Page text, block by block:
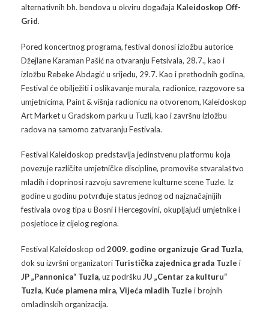
Galerija 2018
Galerija 2019
Galerija 2022
Galerija 2023
Galerija 2024
Galerija 2025
alternativnih bh. bendova u okviru događaja Kaleidoskop Off-
Grid.
Pored koncertnog programa, festival donosi izložbu autorice
Džejlane Karaman Pašić na otvaranju Fetsivala, 28.7., kao i
izložbu Rebeke Abdagić u srijedu, 29.7. Kao i prethodnih godina,
Festival će obilježiti i oslikavanje murala, radionice, razgovore sa
umjetnicima, Paint & višnja radionicu na otvorenom, Kaleidoskop
Art Market u Gradskom parku u Tuzli, kao i završnu izložbu
radova na samomo zatvaranju Festivala.
Festival Kaleidoskop predstavlja jedinstvenu platformu koja
povezuje različite umjetničke discipline, promoviše stvaralaštvo
mladih i doprinosi razvoju savremene kulturne scene Tuzle. Iz
godine u godinu potvrđuje status jednog od najznačajnijih
festivala ovog tipa u Bosni i Hercegovini, okupljajući umjetnike i
posjetioce iz cijelog regiona.
Festival Kaleidoskop od 2009. godine organizuje Grad Tuzla,
dok su izvršni organizatori Turistička zajednica grada Tuzle i
JP „Pannonica“ Tuzla, uz podršku JU „Centar za kulturu“
Tuzla, Kuće plamena mira, Vijeća mladih Tuzle i brojnih
omladinskih organizacija.